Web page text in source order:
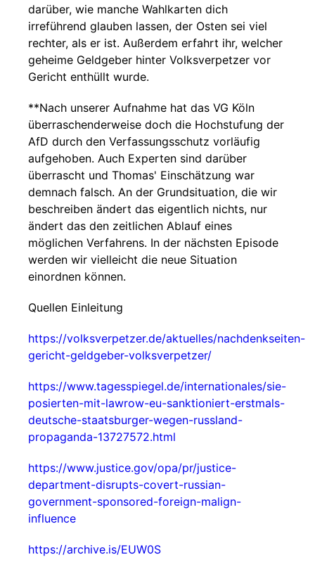
darüber, wie manche Wahlkarten dich
irreführend glauben lassen, der Osten sei viel
rechter, als er ist. Außerdem erfahrt ihr, welcher
geheime Geldgeber hinter Volksverpetzer vor
Gericht enthüllt wurde.
**Nach unserer Aufnahme hat das VG Köln
überraschenderweise doch die Hochstufung der
AfD durch den Verfassungsschutz vorläufig
aufgehoben. Auch Experten sind darüber
überrascht und Thomas' Einschätzung war
demnach falsch. An der Grundsituation, die wir
beschreiben ändert das eigentlich nichts, nur
ändert das den zeitlichen Ablauf eines
möglichen Verfahrens. In der nächsten Episode
werden wir vielleicht die neue Situation
einordnen können.
Quellen Einleitung
https://volksverpetzer.de/aktuelles/nachdenkseiten-
gericht-geldgeber-volksverpetzer/
https://www.tagesspiegel.de/internationales/sie-
posierten-mit-lawrow-eu-sanktioniert-erstmals-
deutsche-staatsburger-wegen-russland-
propaganda-13727572.html
https://www.justice.gov/opa/pr/justice-
department-disrupts-covert-russian-
government-sponsored-foreign-malign-
influence
https://archive.is/EUW0S